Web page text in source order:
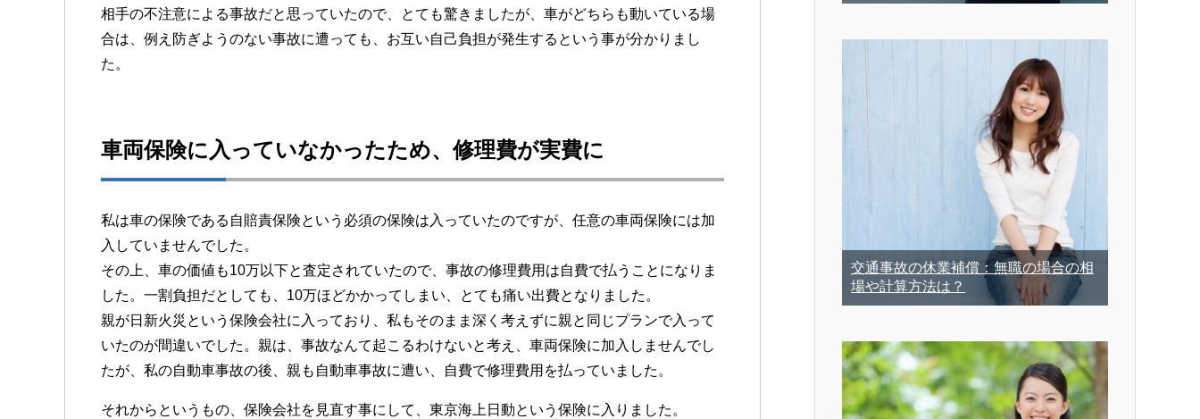
相手の不注意による事故だと思っていたので、とても驚きましたが、車がどちらも動いている場
合は、例え防ぎようのない事故に遭っても、お互い自己負担が発生するという事が分かりまし
た。
車両保険に入っていなかったため、修理費が実費に
私は車の保険である自賠責保険という必須の保険は入っていたのですが、任意の車両保険には加
入していませんでした。
その上、車の価値も10万以下と査定されていたので、事故の修理費用は自費で払うことになりま
した。一割負担だとしても、10万ほどかかってしまい、とても痛い出費となりました。
親が日新火災という保険会社に入っており、私もそのまま深く考えずに親と同じプランで入って
いたのが間違いでした。親は、事故なんて起こるわけないと考え、車両保険に加入しませんでし
たが、私の自動車事故の後、親も自動車事故に遭い、自費で修理費用を払っていました。
それからというもの、保険会社を見直す事にして、東京海上日動という保険に入りました。
交通事故の休業補償：無職の場合の相
場や計算方法は？